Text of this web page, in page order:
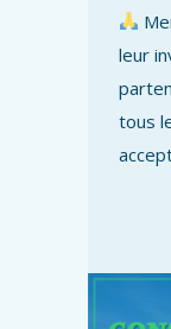
leur
tous